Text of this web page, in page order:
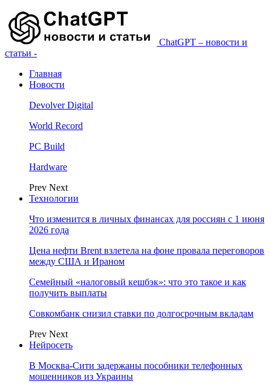
ChatGPT – новости и
статьи -
Главная
Новости
Devolver Digital
World Record
PC Build
Hardware
Prev Next
Технологии
Что изменится в личных финансах для россиян с 1 июня
2026 года
Цена нефти Brent взлетела на фоне провала переговоров
между США и Ираном
Семейный «налоговый кешбэк»: что это такое и как
получить выплаты
Совкомбанк снизил ставки по долгосрочным вкладам
Prev Next
Нейросеть
В Москва-Сити задержаны пособники телефонных
мошенников из Украины